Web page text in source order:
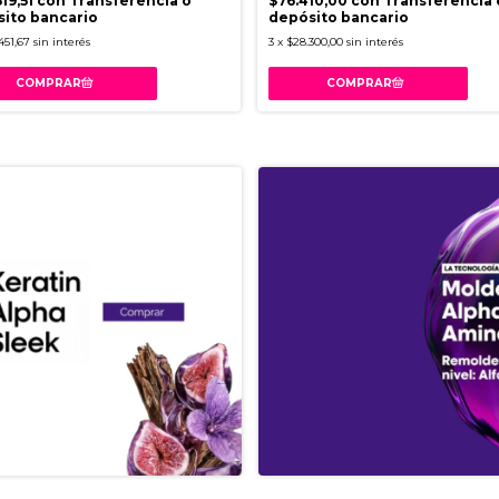
bancario
sin interés
depósito bancario
3 x $28.300,00 sin interés